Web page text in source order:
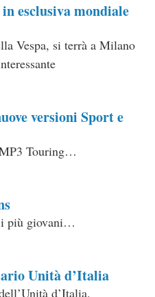
esclusiva mondiale
Vespa, si terrà a Milano
versioni Sport e
Touring…
i più giovani…
Unità d’Italia
d’Italia.